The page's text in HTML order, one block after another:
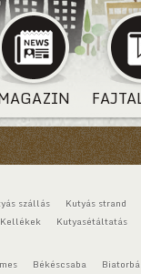
szállás
Kutyás strand
Kellékek Kutyasétáltatás
Békéscsaba